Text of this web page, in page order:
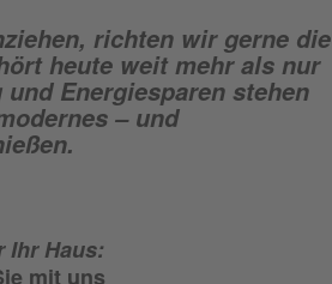
richten wir gerne die
heute weit mehr als nur
Energiesparen stehen
– und
Ihr Haus:
mit uns